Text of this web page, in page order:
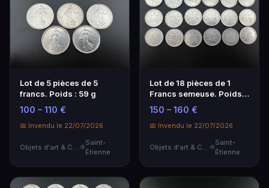
Lot de 5 pièces de 5
francs. Poids : 59 g
100 – 110 €
📅 Invendu le 22/07/2026
Objets d'art & Curiosités
Saint-
Étienne
Lot de 18 pièces de 1
Francs semeuse. Poids :
89 g
150 – 160 €
📅 Invendu le 22/07/2026
Objets d'art & Curiosités
Saint-
Étienne